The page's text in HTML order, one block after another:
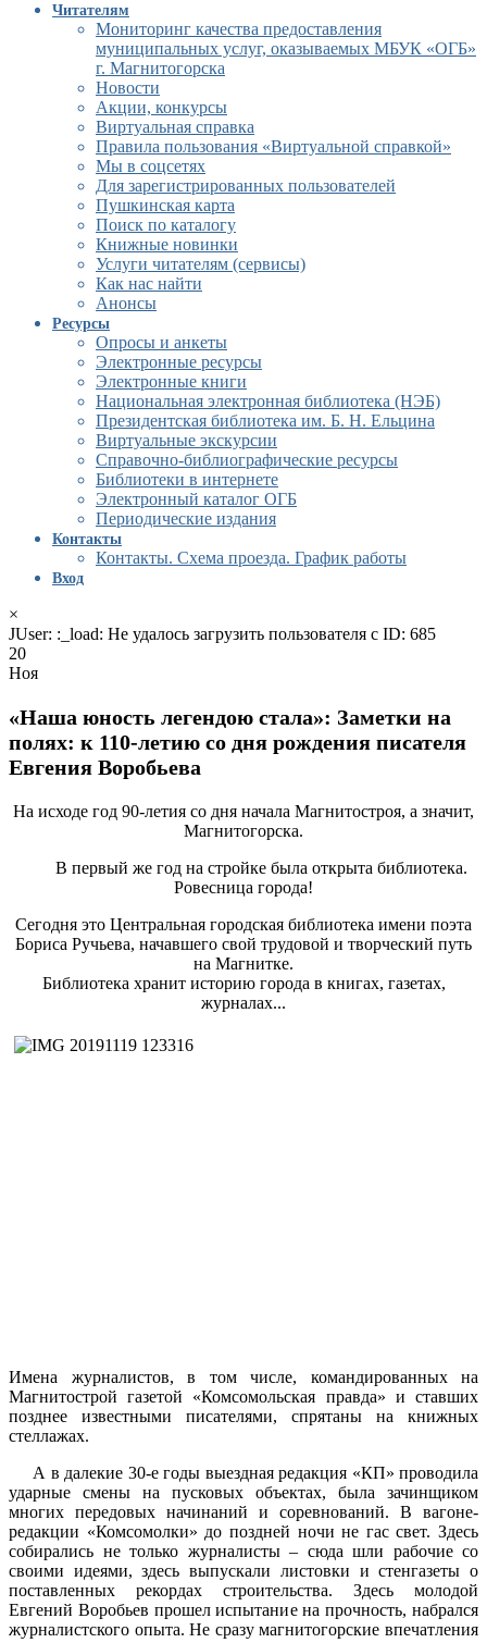
Читателям
Мониторинг качества предоставления
муниципальных услуг, оказываемых МБУК «ОГБ»
г. Магнитогорска
Новости
Акции, конкурсы
Виртуальная справка
Правила пользования «Виртуальной справкой»
Мы в соцсетях
Для зарегистрированных пользователей
Пушкинская карта
Поиск по каталогу
Книжные новинки
Услуги читателям (сервисы)
Как нас найти
Анонсы
Ресурсы
Опросы и анкеты
Электронные ресурсы
Электронные книги
Национальная электронная библиотека (НЭБ)
Президентская библиотека им. Б. Н. Ельцина
Виртуальные экскурсии
Справочно-библиографические ресурсы
Библиотеки в интернете
Электронный каталог ОГБ
Периодические издания
Контакты
Контакты. Схема проезда. График работы
Вход
×
JUser: :_load: Не удалось загрузить пользователя с ID: 685
20
Ноя
«Наша юность легендою стала»: Заметки на
полях: к 110-летию со дня рождения писателя
Евгения Воробьева
На исходе год 90-летия со дня начала Магнитостроя, а значит,
Магнитогорска.
В первый же год на стройке была открыта библиотека.
Ровесница города!
Сегодня это Центральная городская библиотека имени поэта
Бориса Ручьева, начавшего свой трудовой и творческий путь
на Магнитке.
Библиотека хранит историю города в книгах, газетах,
журналах...
Имена журналистов, в том числе, командированных на
Магнитострой газетой «Комсомольская правда» и ставших
позднее известными писателями, спрятаны на книжных
стеллажах.
А в далекие 30-е годы выездная редакция «КП» проводила
ударные смены на пусковых объектах, была зачинщиком
многих передовых начинаний и соревнований. В вагоне-
редакции «Комсомолки» до поздней ночи не гас свет. Здесь
собирались не только журналисты – сюда шли рабочие со
своими идеями, здесь выпускали листовки и стенгазеты о
поставленных рекордах строительства. Здесь молодой
Евгений Воробьев прошел испытание на прочность, набрался
журналистского опыта. Не сразу магнитогорские впечатления